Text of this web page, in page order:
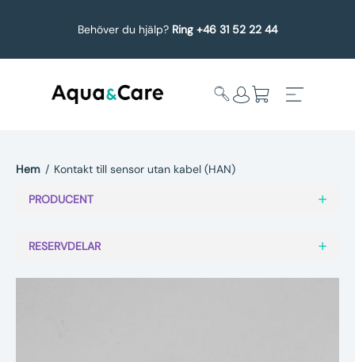
Behöver du hjälp? Ring +46 31 52 22 44
undermeny
Service
Hem / Kontakt till sensor utan kabel (HAN)
PRODUCENT
RESERVDELAR